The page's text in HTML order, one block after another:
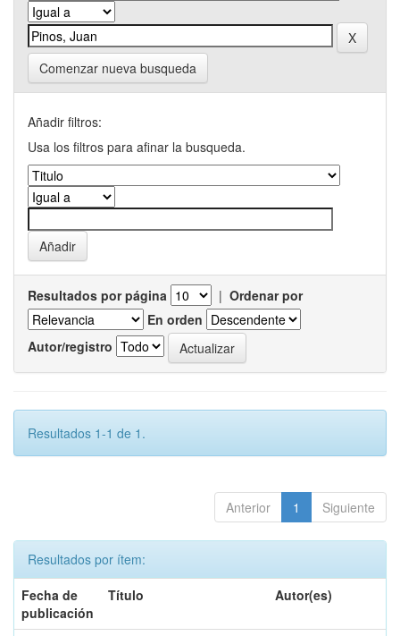
Comenzar nueva busqueda
Añadir filtros:
Usa los filtros para afinar la busqueda.
Resultados por página | Ordenar por
En orden
Autor/registro
Resultados 1-1 de 1.
Anterior 1 Siguiente
Resultados por ítem:
Fecha de
publicación
Título Autor(es)